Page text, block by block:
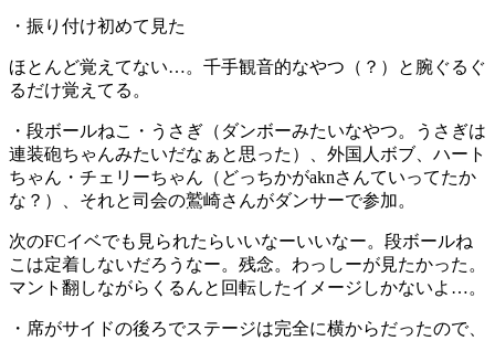
・振り付け初めて見た
ほとんど覚えてない…。千手観音的なやつ（？）と腕ぐるぐ
るだけ覚えてる。
・段ボールねこ・うさぎ（ダンボーみたいなやつ。うさぎは
連装砲ちゃんみたいだなぁと思った）、外国人ボブ、ハート
ちゃん・チェリーちゃん（どっちかがaknさんていってたか
な？）、それと司会の鷲崎さんがダンサーで参加。
次のFCイベでも見られたらいいなーいいなー。段ボールね
こは定着しないだろうなー。残念。わっしーが見たかった。
マント翻しながらくるんと回転したイメージしかないよ…。
・席がサイドの後ろでステージは完全に横からだったので、